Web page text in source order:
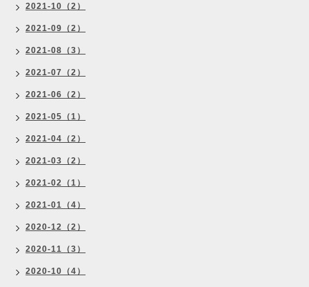
2021-10（2）
2021-09（2）
2021-08（3）
2021-07（2）
2021-06（2）
2021-05（1）
2021-04（2）
2021-03（2）
2021-02（1）
2021-01（4）
2020-12（2）
2020-11（3）
2020-10（4）